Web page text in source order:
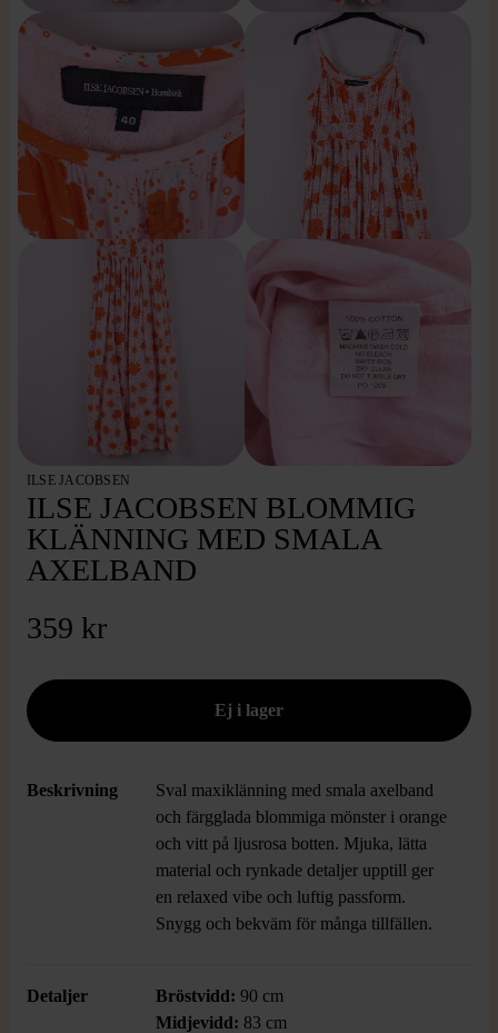
ILSE JACOBSEN
ILSE JACOBSEN BLOMMIG
KLÄNNING MED SMALA
AXELBAND
359 kr
Beskrivning
Sval maxiklänning med smala axelband
och färgglada blommiga mönster i orange
och vitt på ljusrosa botten. Mjuka, lätta
material och rynkade detaljer upptill ger
en relaxed vibe och luftig passform.
Snygg och bekväm för många tillfällen.
Detaljer Bröstvidd: 90 cm
Midjevidd: 83 cm